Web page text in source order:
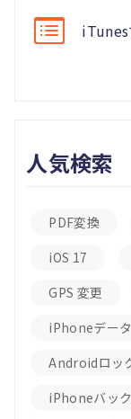
人気検索
PDF変換
iOS 17
GPS 変更
iPhoneデータ
Androidロッ
iPhoneバッ